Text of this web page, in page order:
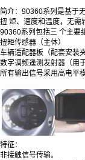
简介：90360系列是基于
扭 矩、速度和温度，无需
90360系列包括三 个主要
扭矩传感器（主体）
车辆适配器板（配套安装夹
数字调频遥测发射器（用
所有输出信号采用高电平
特征：
非接触信号传输。